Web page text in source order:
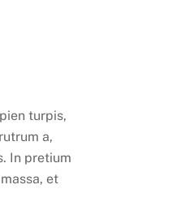
turpis,
a,
In pretium
et